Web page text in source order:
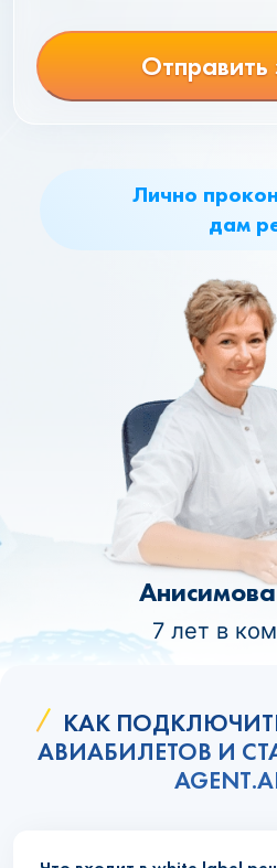
Лично
дам
7 лет в
Отправить
КАК
АВИАБИЛЕТОВ И